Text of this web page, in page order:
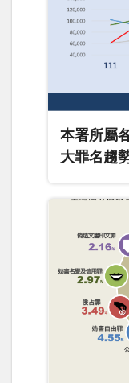
本署所屬
大罪名趨